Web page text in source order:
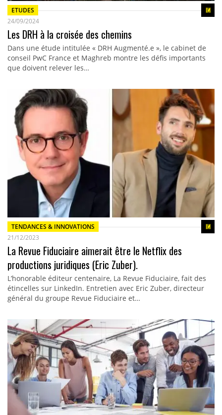
ETUDES
24/09/2024
Les DRH à la croisée des chemins
Dans une étude intitulée « DRH Augmenté.e », le cabinet de
conseil PwC France et Maghreb montre les défis importants
que doivent relever les…
TENDANCES & INNOVATIONS
21/12/2023
La Revue Fiduciaire aimerait être le Netflix des
productions juridiques (Eric Zuber).
L’honorable éditeur centenaire, La Revue Fiduciaire, fait des
étincelles sur LinkedIn. Entretien avec Eric Zuber, directeur
général du groupe Revue Fiduciaire et…